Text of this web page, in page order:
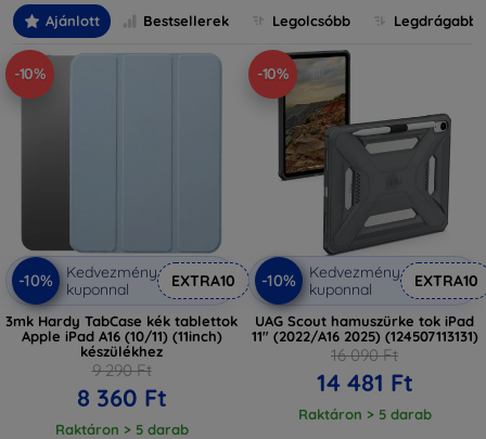
Ajánlott Bestsellerek Legolcsóbb Legdrágabb
-10%
-10%
Kedvezmény
kuponnal
EXTRA10
3mk Hardy TabCase kék tablettok
Apple iPad A16 (10/11) (11inch)
készülékhez
9 290 Ft
8 360 Ft
Raktáron > 5 darab
-10%
-10%
Kedvezmény
kuponnal
EXTRA10
UAG Scout hamuszürke tok iPad
11" (2022/A16 2025) (124507113131)
16 090 Ft
14 481 Ft
Raktáron > 5 darab